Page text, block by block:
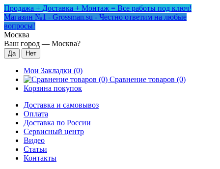
Продажа + Доставка + Монтаж = Все работы под ключ!
Магазин №1 - Grossman.su - Честно ответим на любые
вопросы!
Москва
Ваш город — Москва?
Мои Закладки (0)
Сравнение товаров (0)
Корзина покупок
Доставка и самовывоз
Оплата
Доставка по России
Сервисный центр
Видео
Статьи
Контакты